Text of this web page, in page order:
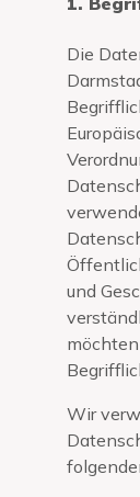
Die
und
Wir